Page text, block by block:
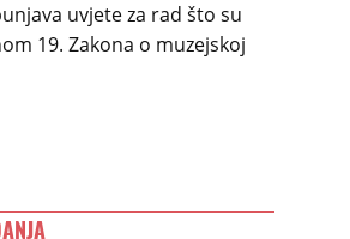
uvjete za rad što su
19. Zakona o muzejskoj